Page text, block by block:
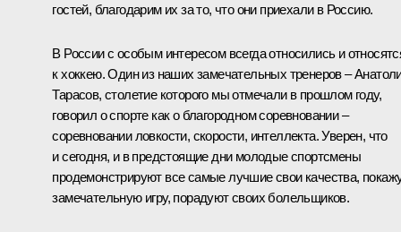
гостей, благодарим их за то, что они приехали в Россию.
В России с особым интересом всегда относились и
к хоккею. Один из наших замечательных тренеров –
Тарасов, столетие которого мы отмечали в прошлом году,
говорил о спорте как о благородном соревновании –
соревновании ловкости, скорости, интеллекта. Уверен, что
и сегодня, и в предстоящие дни молодые спортсмены
продемонстрируют все самые лучшие свои качества,
замечательную игру, порадуют своих болельщиков.